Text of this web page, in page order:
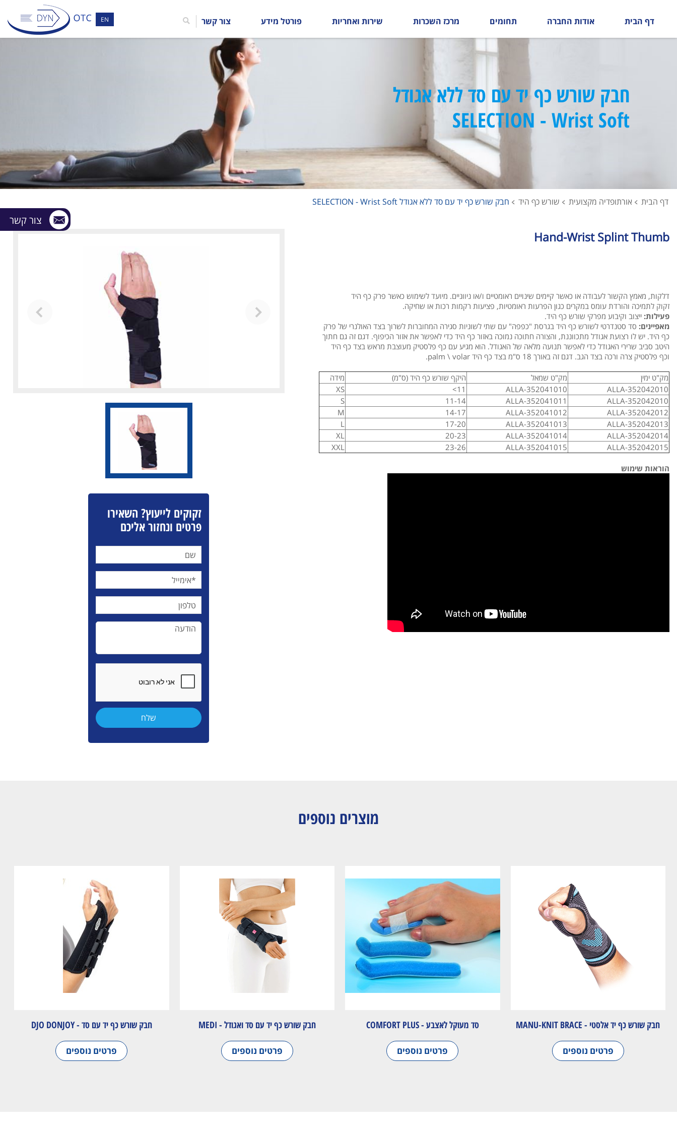
צור קשר
EN דף הבית אודות החברה תחומים מרכז השכרות שירות ואחריות פורטל מידע צור קשר
חבק שורש כף יד עם סד ללא אגודל
SELECTION - Wrist Soft
דף הבית אורתופדיה מקצועית שורש כף היד חבק שורש כף יד עם סד ללא אגודל SELECTION - Wrist Soft
Hand-Wrist Splint Thumb
דלקות, מאמץ הקשור לעבודה או כאשר קיימים שינויים ראומטיים ו/או ניווניים. מיועד לשימוש כאשר פרק כף היד
זקוק לתמיכה והורדת עומס במקרים כגון הפרעות ראומטיות, פציעות רקמות רכות או שחיקה.
פעילות: ייצוב וקיבוע מפרקי שורש כף היד.
מאפיינים: סד סטנדרטי לשורש כף היד בגרסת "כפפה" עם שתי לשוניות סגירה המחוברות לשרוך בצד האולנרי של פרק
כף היד. יש לו רצועת אגודל מתכווננת, והצורה חתוכה נמוכה באזור כף היד כדי לאפשר את אזור הכיפוף. דגם זה גם חתוך
היטב סביב שרירי האגודל כדי לאפשר תנועה מלאה של האגודל. הוא מגיע עם כף פלסטיק מעוצבת מראש בצד כף היד
וכף פלסטיק צרה ורכה בצד הגב. דגם זה באורך 18 ס"מ בצד כף היד palm \ volar.
מק"ט ימין מק"ט שמאל היקף שורש כף היד (ס"מ)
מידה
ALLA-352042010
ALLA-352041010
11>
XS
ALLA-352042010
ALLA-352041011
11-14
S
ALLA-352042012
ALLA-352041012
14-17
M
ALLA-352042013
ALLA-352041013
17-20
L
ALLA-352042014
ALLA-352041014
20-23
XL
ALLA-352042015
ALLA-352041015
23-26
XXL
הוראות שימוש
זקוקים לייעוץ? השאירו
פרטים ונחזור אליכם
מוצרים נוספים
חבק שורש כף יד אלסטי - MANU-KNIT BRACE
פרטים נוספים
סד מעוקל לאצבע - COMFORT PLUS
פרטים נוספים
חבק שורש כף יד עם סד ואגודל - MEDI
פרטים נוספים
חבק שורש כף יד עם סד - DJO DONJOY
פרטים נוספים